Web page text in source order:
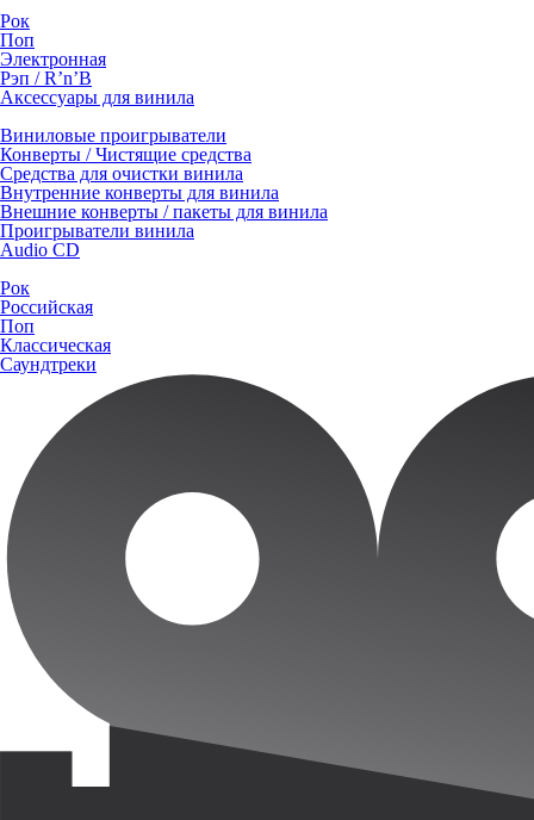
Рок
Поп
Электронная
Рэп / R’n’B
Аксессуары для винила
Виниловые проигрыватели
Конверты / Чистящие средства
Средства для очистки винила
Внутренние конверты для винила
Внешние конверты / пакеты для винила
Проигрыватели винила
Audio CD
Рок
Российская
Поп
Классическая
Саундтреки